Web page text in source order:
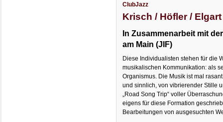
ClubJazz
Krisch / Höfler / Elgart
In Zusammenarbeit mit
am Main (JIF)
Diese Individualisten stehen für die
musikalischen Kommunikation: als
Organismus. Die Musik ist mal
und sinnlich, von vibrierender Stille
„Road Song Trip“ voller
eigens für diese Formation
Bearbeitungen von ausgesuchten